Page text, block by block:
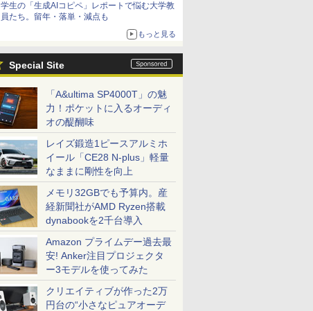
学生の「生成AIコピペ」レポートで悩む大学教
員たち。留年・落単・減点も
もっと見る
Special Site
「A&ultima SP4000T」の魅
力！ポケットに入るオーディ
オの醍醐味
レイズ鍛造1ピースアルミホ
イール「CE28 N-plus」軽量
なままに剛性を向上
メモリ32GBでも予算内。産
経新聞社がAMD Ryzen搭載
dynabookを2千台導入
Amazon プライムデー過去最
安! Anker注目プロジェクタ
ー3モデルを使ってみた
クリエイティブが作った2万
円台の“小さなピュアオーデ